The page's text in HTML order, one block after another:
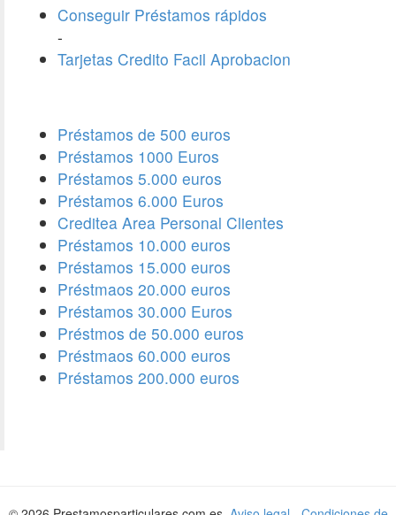
Conseguir Préstamos rápidos
-
Tarjetas Credito Facil Aprobacion
Préstamos de 500 euros
Préstamos 1000 Euros
Préstamos 5.000 euros
Préstamos 6.000 Euros
Creditea Area Personal Clientes
Préstamos 10.000 euros
Préstamos 15.000 euros
Préstmaos 20.000 euros
Préstamos 30.000 Euros
Préstmos de 50.000 euros
Préstmaos 60.000 euros
Préstamos 200.000 euros